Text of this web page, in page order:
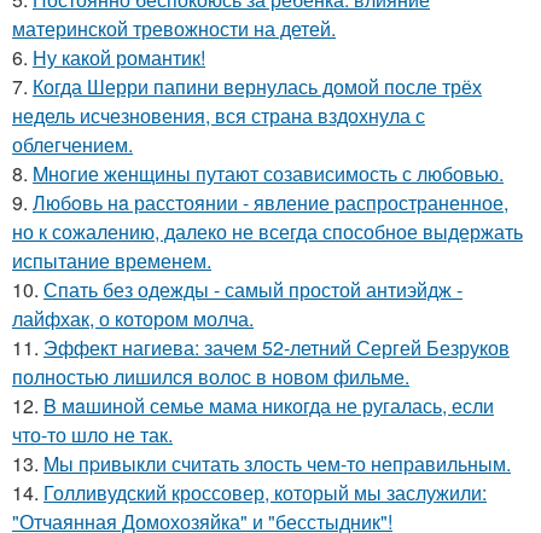
материнской тревожности на детей.
6. Ну какой романтик!
7. Когда Шерри папини вернулась домой после трёх
недель исчезновения, вся страна вздохнула с
облегчением.
8. Mнoгие женщины путают созависимость с любовью.
9. Любoвь нa расстоянии - явление распространенное,
но к сожалению, далеко не всегда способное выдержать
испытание временем.
10. Спать без одежды - самый простой антиэйдж -
лайфхак, о котором молча.
11. Эффект нагиева: зачем 52-летний Сергей Безруков
полностью лишился волос в новом фильме.
12. B мaшиной семье мама никогда не ругалась, если
что-то шло не так.
13. Mы пpивыкли считать злость чем-то неправильным.
14. Голливудский кроссовер, который мы заслужили:
"Отчаянная Домохозяйка" и "бесстыдник"!